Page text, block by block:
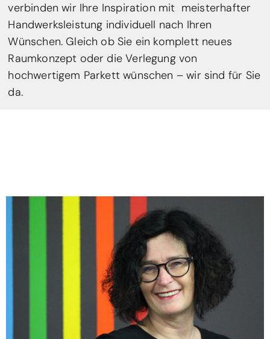
verbinden wir Ihre Inspiration mit meisterhafter
Handwerksleistung individuell nach Ihren
Wünschen. Gleich ob Sie ein komplett neues
Raumkonzept oder die Verlegung von
hochwertigem Parkett wünschen – wir sind für Sie
da.